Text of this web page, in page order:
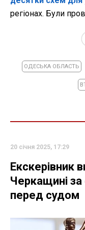
регіонах. Були
ОДЕСЬКА ОБЛАСТЬ
20 січня 2025, 17:29
Екскерівник
Черкащині за
перед судом